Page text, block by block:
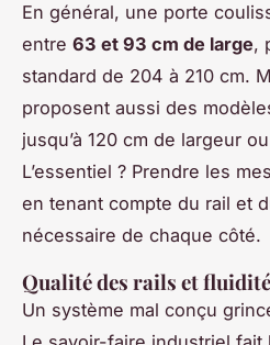
En général, une porte
entre 63 et 93 cm de large,
standard de 204 à 210 cm.
proposent aussi des
jusqu’à 120 cm de largeur
L’essentiel ? Prendre les
en tenant compte du rail et
nécessaire de chaque côté.
Qualité des rails et
Un système mal conçu